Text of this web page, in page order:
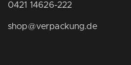
0421 14626-222
shop@verpackung.de